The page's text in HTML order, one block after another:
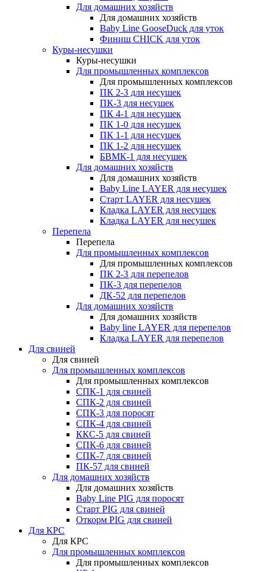
Для домашних хозяйств
Для домашних хозяйств
Baby Line GooseDuck для уток
Финиш CHICK для уток
Куры-несушки
Куры-несушки
Для промышленных комплексов
Для промышленных комплексов
ПК 2-3 для несушек
ПК-3 для несушек
ПК 4-1 для несушек
ПК 1-0 для несушек
ПК 1-1 для несушек
ПК 1-2 для несушек
БВМК-1 для несушек
Для домашних хозяйств
Для домашних хозяйств
Baby Line LAYER для несушек
Старт LAYER для несушек
Кладка LAYER для несушек
Кладка LAYER для несушек
Перепела
Перепела
Для промышленных комплексов
Для промышленных комплексов
ПК 2-3 для перепелов
ПК-3 для перепелов
ДК-52 для перепелов
Для домашних хозяйств
Для домашних хозяйств
Baby line LAYER для перепелов
Кладка LAYER для перепелов
Для свиней
Для свиней
Для промышленных комплексов
Для промышленных комплексов
СПК-1 для свиней
СПК-2 для свиней
СПК-3 для поросят
СПК-4 для свиней
ККС-5 для свиней
СПК-6 для свиней
СПК-7 для свиней
ПК-57 для свиней
Для домашних хозяйств
Для домашних хозяйств
Baby Line PIG для поросят
Старт PIG для свиней
Откорм PIG для свиней
Для КРС
Для КРС
Для промышленных комплексов
Для промышленных комплексов